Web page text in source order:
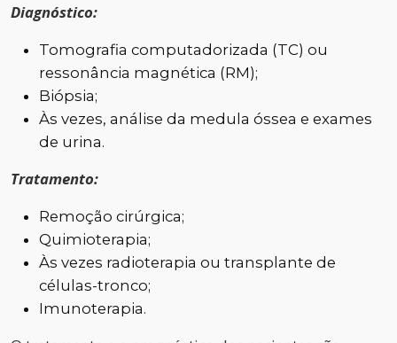
Diagnóstico:
Tomografia computadorizada (TC) ou
ressonância magnética (RM);
Biópsia;
Às vezes, análise da medula óssea e exames
de urina.
Tratamento:
Remoção cirúrgica;
Quimioterapia;
Às vezes radioterapia ou transplante de
células-tronco;
Imunoterapia.